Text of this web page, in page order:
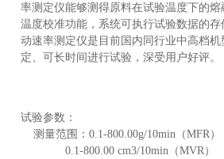
率测定仪能够测得原料在试验温度下的
温度校准功能，系统可执行试验数据的
动速率测定仪是目前国内同行业中高档
定、可长时间进行试验，深受用户好评。
试验参数：
测量范围：0.1-800.00g/10min（MFR）
0.1-800.00 cm3/10min（MVR）